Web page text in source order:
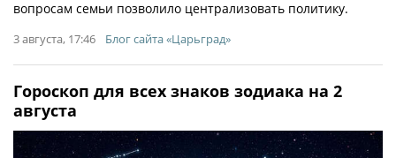
вопросам семьи позволило централизовать политику.
3 августа, 17:46 Блог сайта «Царьград»
Гороскоп для всех знаков зодиака на 2
августа